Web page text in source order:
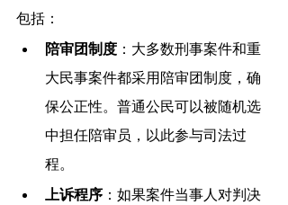
包括：
陪审团制度 ：大多数刑事案件和重
大民事案件都采用陪审团制度，确
保公正性。普通公民可以被随机选
中担任陪审员，以此参与司法过
程。
上诉程序 ：如果案件当事人对判决